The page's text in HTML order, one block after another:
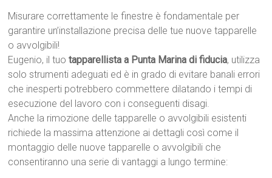
Misurare correttamente le finestre è fondamentale per
garantire un’installazione precisa delle tue nuove tapparelle
o avvolgibili!
Eugenio, il tuotapparellista a Punta Marina di fiducia, utilizza
solo strumenti adeguati ed è in grado di evitare banali errori
che inesperti potrebbero commettere dilatando i tempi di
esecuzione del lavoro con i conseguenti disagi.
Anche la rimozione delle tapparelle o avvolgibili esistenti
richiede la massima attenzione ai dettagli così come il
montaggio delle nuove tapparelle o avvolgibili che
consentiranno una serie di vantaggi a lungo termine: